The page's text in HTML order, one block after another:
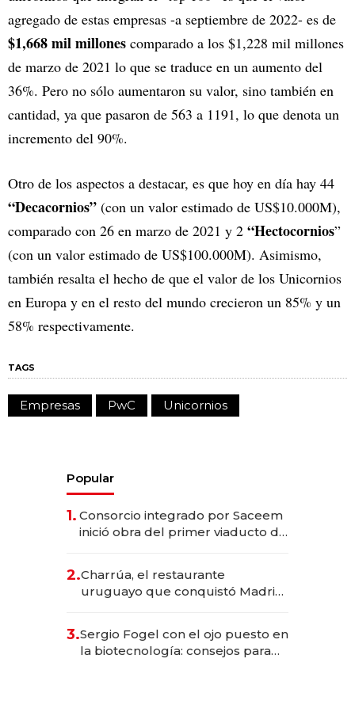
agregado de estas empresas -a septiembre de 2022- es de
$1,668 mil millones comparado a los $1,228 mil millones
de marzo de 2021 lo que se traduce en un aumento del
36%. Pero no sólo aumentaron su valor, sino también en
cantidad, ya que pasaron de 563 a 1191, lo que denota un
incremento del 90%.
Otro de los aspectos a destacar, es que hoy en día hay 44
“Decacornios” (con un valor estimado de US$10.000M),
comparado con 26 en marzo de 2021 y 2 “Hectocornios”
(con un valor estimado de US$100.000M). Asimismo,
también resalta el hecho de que el valor de los Unicornios
en Europa y en el resto del mundo crecieron un 85% y un
58% respectivamente.
TAGS
Empresas PwC Unicornios
Popular
1. Consorcio integrado por Saceem
inició obra del primer viaducto de
millones
2.Charrúa, el restaurante
uruguayo que conquistó Madrid:
anticipación y prepara apertura
3.Sergio Fogel con el ojo puesto en
la biotecnología: consejos para